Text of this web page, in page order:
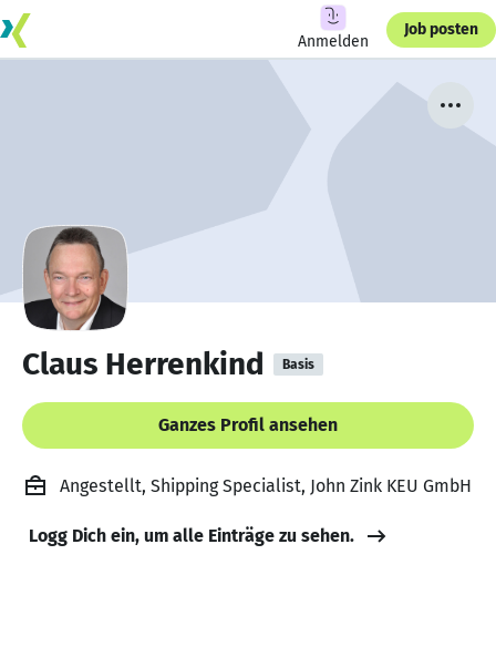
Anmelden
Job posten
Claus Herrenkind Basis
Ganzes Profil ansehen
Angestellt, Shipping Specialist, John Zink KEU GmbH
Logg Dich ein, um alle Einträge zu sehen.